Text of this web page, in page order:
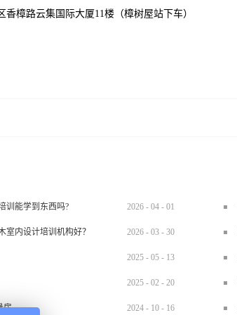
香樟路云集国际大厦11楼（樟树屋站下车）
训能学到东西吗? 2026 - 04 - 01
室内设计培训机构好？ 2026 - 03 - 30
2025 - 05 - 13
2025 - 02 - 20
房 2024 - 10 - 16